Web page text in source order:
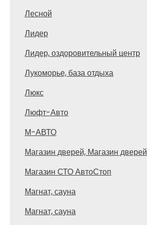
Лесной
Лидер
Лидер, оздоровительный центр
Лукоморье, база отдыха
Люкс
Люфт-Авто
М-АВТО
Магазин дверей, Магазин дверей
Магазин СТО АвтоСтоп
Магнат, сауна
Магнат, сауна